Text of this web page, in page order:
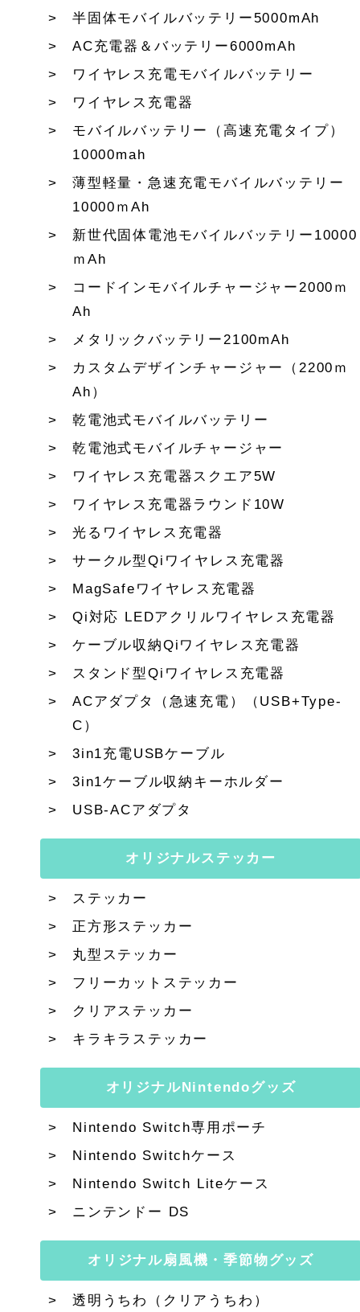
半固体モバイルバッテリー5000mAh
AC充電器＆バッテリー6000mAh
ワイヤレス充電モバイルバッテリー
ワイヤレス充電器
モバイルバッテリー（高速充電タイプ）
10000mah
薄型軽量・急速充電モバイルバッテリー
10000ｍAh
新世代固体電池モバイルバッテリー10000
ｍAh
コードインモバイルチャージャー2000ｍ
Ah
メタリックバッテリー2100mAh
カスタムデザインチャージャー（2200ｍ
Ah）
乾電池式モバイルバッテリー
乾電池式モバイルチャージャー
ワイヤレス充電器スクエア5W
ワイヤレス充電器ラウンド10W
光るワイヤレス充電器
サークル型Qiワイヤレス充電器
MagSafeワイヤレス充電器
Qi対応 LEDアクリルワイヤレス充電器
ケーブル収納Qiワイヤレス充電器
スタンド型Qiワイヤレス充電器
ACアダプタ（急速充電）（USB+Type-
C）
3in1充電USBケーブル
3in1ケーブル収納キーホルダー
USB-ACアダプタ
オリジナルステッカー
ステッカー
正方形ステッカー
丸型ステッカー
フリーカットステッカー
クリアステッカー
キラキラステッカー
オリジナルNintendoグッズ
Nintendo Switch専用ポーチ
Nintendo Switchケース
Nintendo Switch Liteケース
ニンテンドー DS
オリジナル扇風機・季節物グッズ
透明うちわ（クリアうちわ）